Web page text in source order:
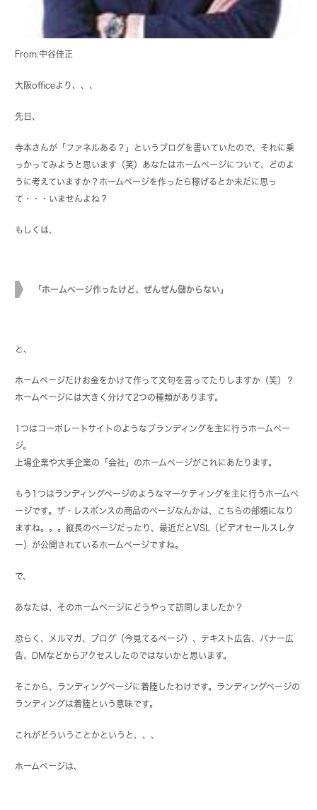
From:中谷佳正
大阪officeより、、、
先日、
寺本さんが「ファネルある？」というブログを書いていたので、それに乗
っかってみようと思います（笑）あなたはホームページについて、どのよ
うに考えていますか？ホームページを作ったら稼げるとか未だに思っ
て・・・いませんよね？
もしくは、
「ホームページ作ったけど、ぜんぜん儲からない」
と、
ホームページだけお金をかけて作って文句を言ってたりしますか（笑）？
ホームページには大きく分けて2つの種類があります。
1つはコーポレートサイトのようなブランディングを主に行うホームペー
ジ。
上場企業や大手企業の「会社」のホームページがこれにあたります。
もう1つはランディングページのようなマーケティングを主に行うホームペ
ージです。ザ・レスポンスの商品のページなんかは、こちらの部類になり
ますね。。。縦長のページだったり、最近だとVSL（ビデオセールスレタ
ー）が公開されているホームページですね。
で、
あなたは、そのホームページにどうやって訪問しましたか？
恐らく、メルマガ、ブログ（今見てるページ）、テキスト広告、バナー広
告、DMなどからアクセスしたのではないかと思います。
そこから、ランディングページに着陸したわけです。ランディングページの
ランディングは着陸という意味です。
これがどういうことかというと、、、
ホームページは、